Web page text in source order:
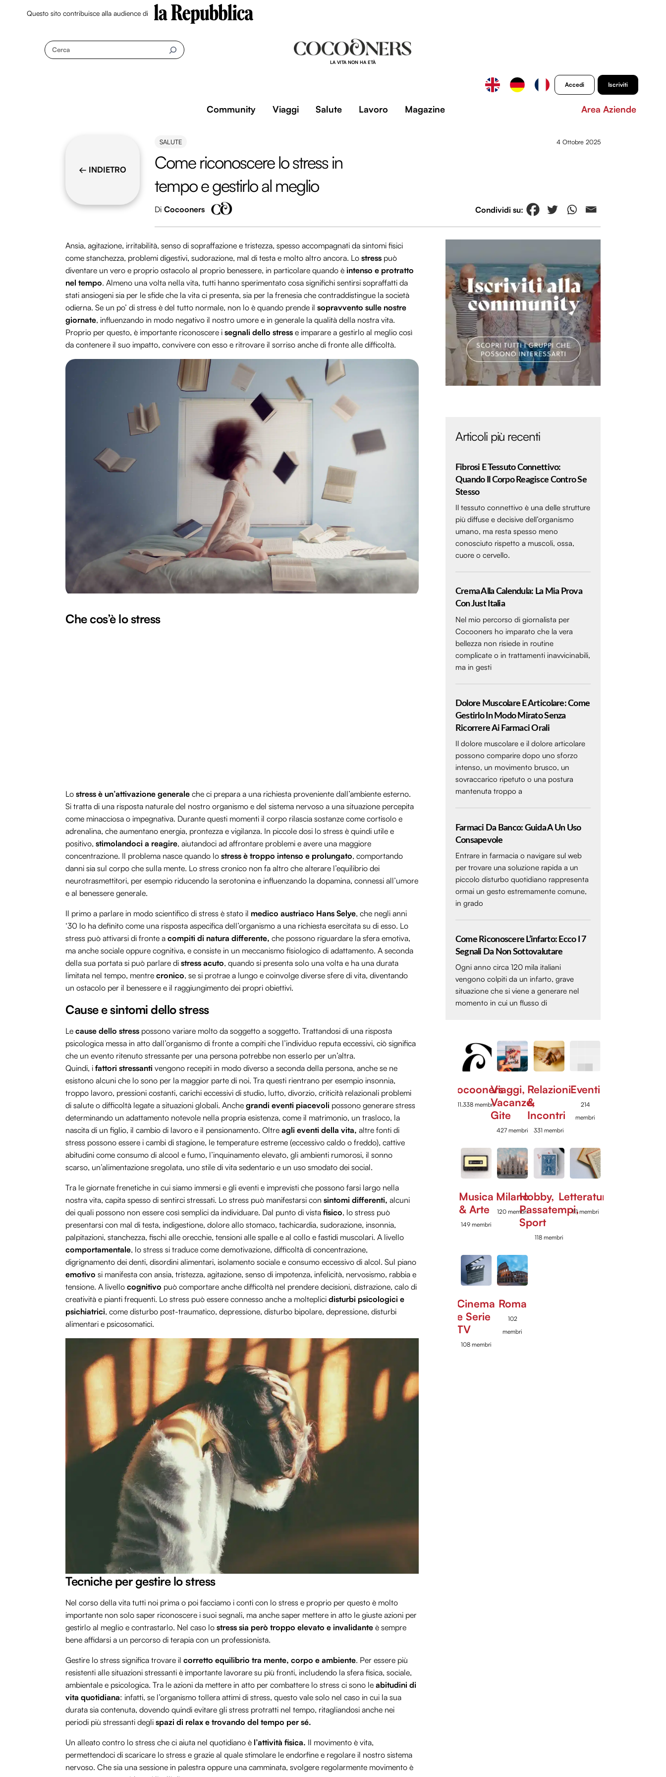
Questo sito contribuisce alla audience di
Cerca
LA VITA NON HA ETÀ
Accedi Iscriviti
Community Viaggi Salute Lavoro Magazine Area Aziende
← INDIETRO
SALUTE 4 Ottobre 2025
Come riconoscere lo stress in
tempo e gestirlo al meglio
Di Cocooners
Ansia, agitazione, irritabilità, senso di sopraffazione e tristezza, spesso accompagnati da sintomi fisici
come stanchezza, problemi digestivi, sudorazione, mal di testa e molto altro ancora. Lo stress può
diventare un vero e proprio ostacolo al proprio benessere, in particolare quando è intenso e protratto
nel tempo. Almeno una volta nella vita, tutti hanno sperimentato cosa significhi sentirsi sopraffatti da
stati ansiogeni sia per le sfide che la vita ci presenta, sia per la frenesia che contraddistingue la società
odierna. Se un po’ di stress è del tutto normale, non lo è quando prende il sopravvento sulle nostre
giornate, influenzando in modo negativo il nostro umore e in generale la qualità della nostra vita.
Proprio per questo, è importante riconoscere i segnali dello stress e imparare a gestirlo al meglio così
da contenere il suo impatto, convivere con esso e ritrovare il sorriso anche di fronte alle difficoltà.
Che cos’è lo stress
Lo stress è un’attivazione generale che ci prepara a una richiesta proveniente dall’ambiente esterno.
Si tratta di una risposta naturale del nostro organismo e del sistema nervoso a una situazione percepita
come minacciosa o impegnativa. Durante questi momenti il corpo rilascia sostanze come cortisolo e
adrenalina, che aumentano energia, prontezza e vigilanza. In piccole dosi lo stress è quindi utile e
positivo, stimolandoci a reagire, aiutandoci ad affrontare problemi e avere una maggiore
concentrazione. Il problema nasce quando lo stress è troppo intenso e prolungato, comportando
danni sia sul corpo che sulla mente. Lo stress cronico non fa altro che alterare l’equilibrio dei
neurotrasmettitori, per esempio riducendo la serotonina e influenzando la dopamina, connessi all’umore
e al benessere generale.
Il primo a parlare in modo scientifico di stress è stato il medico austriaco Hans Selye, che negli anni
‘30 lo ha definito come una risposta aspecifica dell’organismo a una richiesta esercitata su di esso. Lo
stress può attivarsi di fronte a compiti di natura differente, che possono riguardare la sfera emotiva,
ma anche sociale oppure cognitiva, e consiste in un meccanismo fisiologico di adattamento. A seconda
della sua portata si può parlare di stress acuto, quando si presenta solo una volta e ha una durata
limitata nel tempo, mentre cronico, se si protrae a lungo e coinvolge diverse sfere di vita, diventando
un ostacolo per il benessere e il raggiungimento dei propri obiettivi.
Cause e sintomi dello stress
Le cause dello stress possono variare molto da soggetto a soggetto. Trattandosi di una risposta
psicologica messa in atto dall’organismo di fronte a compiti che l’individuo reputa eccessivi, ciò significa
che un evento ritenuto stressante per una persona potrebbe non esserlo per un’altra.
Quindi, i fattori stressanti vengono recepiti in modo diverso a seconda della persona, anche se ne
esistono alcuni che lo sono per la maggior parte di noi. Tra questi rientrano per esempio insonnia,
troppo lavoro, pressioni costanti, carichi eccessivi di studio, lutto, divorzio, criticità relazionali problemi
di salute o difficoltà legate a situazioni globali. Anche grandi eventi piacevoli possono generare stress
determinando un adattamento notevole nella propria esistenza, come il matrimonio, un trasloco, la
nascita di un figlio, il cambio di lavoro e il pensionamento. Oltre agli eventi della vita, altre fonti di
stress possono essere i cambi di stagione, le temperature estreme (eccessivo caldo o freddo), cattive
abitudini come consumo di alcool e fumo, l’inquinamento elevato, gli ambienti rumorosi, il sonno
scarso, un’alimentazione sregolata, uno stile di vita sedentario e un uso smodato dei social.
Tra le giornate frenetiche in cui siamo immersi e gli eventi e imprevisti che possono farsi largo nella
nostra vita, capita spesso di sentirci stressati. Lo stress può manifestarsi con sintomi differenti, alcuni
dei quali possono non essere così semplici da individuare. Dal punto di vista fisico, lo stress può
presentarsi con mal di testa, indigestione, dolore allo stomaco, tachicardia, sudorazione, insonnia,
palpitazioni, stanchezza, fischi alle orecchie, tensioni alle spalle e al collo e fastidi muscolari. A livello
comportamentale, lo stress si traduce come demotivazione, difficoltà di concentrazione,
digrignamento dei denti, disordini alimentari, isolamento sociale e consumo eccessivo di alcol. Sul piano
emotivo si manifesta con ansia, tristezza, agitazione, senso di impotenza, infelicità, nervosismo, rabbia e
tensione. A livello cognitivo può comportare anche difficoltà nel prendere decisioni, distrazione, calo di
creatività e pianti frequenti. Lo stress può essere connesso anche a molteplici disturbi psicologici e
psichiatrici, come disturbo post-traumatico, depressione, disturbo bipolare, depressione, disturbi
alimentari e psicosomatici.
Tecniche per gestire lo stress
Nel corso della vita tutti noi prima o poi facciamo i conti con lo stress e proprio per questo è molto
importante non solo saper riconoscere i suoi segnali, ma anche saper mettere in atto le giuste azioni per
gestirlo al meglio e contrastarlo. Nel caso lo stress sia però troppo elevato e invalidante è sempre
bene affidarsi a un percorso di terapia con un professionista.
Gestire lo stress significa trovare il corretto equilibrio tra mente, corpo e ambiente. Per essere più
resistenti alle situazioni stressanti è importante lavorare su più fronti, includendo la sfera fisica, sociale,
ambientale e psicologica. Tra le azioni da mettere in atto per combattere lo stress ci sono le abitudini di
vita quotidiana: infatti, se l’organismo tollera attimi di stress, questo vale solo nel caso in cui la sua
durata sia contenuta, dovendo quindi evitare gli stress protratti nel tempo, ritagliandosi anche nei
periodi più stressanti degli spazi di relax e trovando del tempo per sé.
Un alleato contro lo stress che ci aiuta nel quotidiano è l’attività fisica. Il movimento è vita,
permettendoci di scaricare lo stress e grazie al quale stimolare le endorfine e regolare il nostro sistema
nervoso. Che sia una sessione in palestra oppure una camminata, svolgere regolarmente movimento è
Articoli più recenti
Fibrosi E Tessuto Connettivo:
Quando Il Corpo Reagisce Contro Se
Stesso
Il tessuto connettivo è una delle strutture
più diffuse e decisive dell’organismo
umano, ma resta spesso meno
conosciuto rispetto a muscoli, ossa,
cuore o cervello.
Crema Alla Calendula: La Mia Prova
Con Just Italia
Nel mio percorso di giornalista per
Cocooners ho imparato che la vera
bellezza non risiede in routine
complicate o in trattamenti inavvicinabili,
ma in gesti
Dolore Muscolare E Articolare: Come
Gestirlo In Modo Mirato Senza
Ricorrere Ai Farmaci Orali
Il dolore muscolare e il dolore articolare
possono comparire dopo uno sforzo
intenso, un movimento brusco, un
sovraccarico ripetuto o una postura
mantenuta troppo a
Farmaci Da Banco: Guida A Un Uso
Consapevole
Entrare in farmacia o navigare sul web
per trovare una soluzione rapida a un
piccolo disturbo quotidiano rappresenta
ormai un gesto estremamente comune,
in grado
Come Riconoscere L’infarto: Ecco I 7
Segnali Da Non Sottovalutare
Ogni anno circa 120 mila italiani
vengono colpiti da un infarto, grave
situazione che si viene a generare nel
momento in cui un flusso di
Cocooners
11.338 membri
Viaggi,
Vacanze,
Gite
427 membri
Relazioni
&
Incontri
331 membri
Eventi
214
membri
Musica
& Arte
149 membri
Milano
120 membri
Hobby,
Passatempi,
Sport
118 membri
Letteratura
111 membri
Cinema
e Serie
TV
108 membri
Roma
102
membri